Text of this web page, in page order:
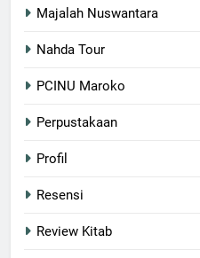
Majalah Nuswantara
Nahda Tour
PCINU Maroko
Perpustakaan
Profil
Resensi
Review Kitab